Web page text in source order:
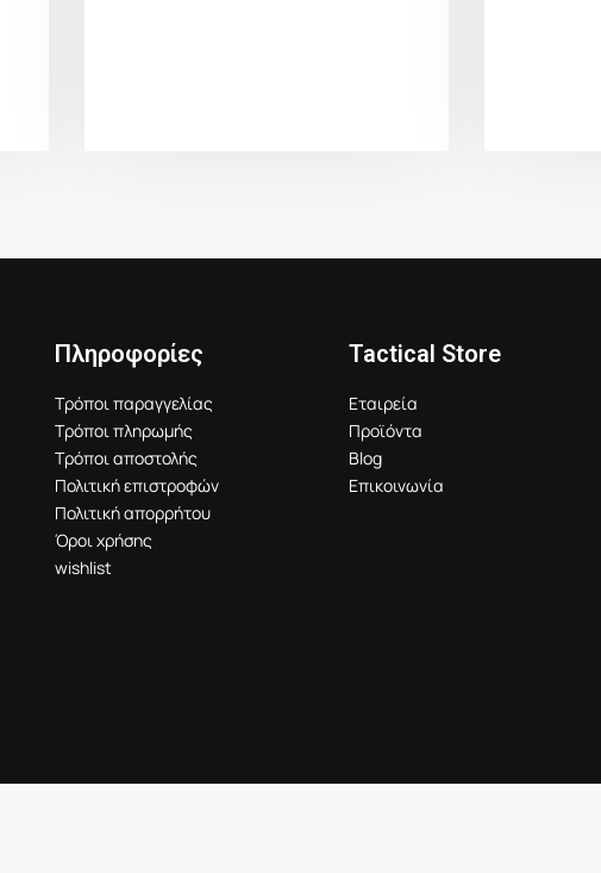
Πληροφορίες
Τρόποι παραγγελίας
Τρόποι πληρωμής
Τρόποι αποστολής
Πολιτική επιστροφών
Πολιτική απορρήτου
Όροι χρήσης
wishlist
Tactical Store
Εταιρεία
Προϊόντα
Blog
Επικοινωνία